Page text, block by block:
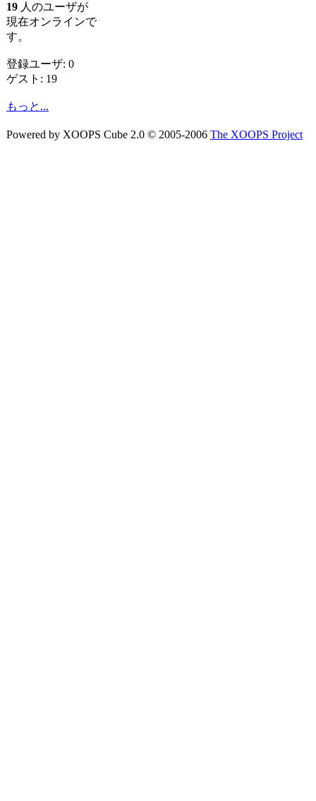
19 人のユーザが
現在オンラインで
す。
登録ユーザ: 0
ゲスト: 19
もっと...
Powered by XOOPS Cube 2.0 © 2005-2006 The XOOPS Project